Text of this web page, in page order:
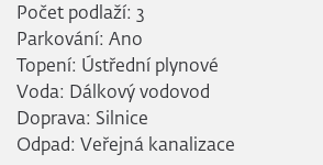
Počet podlaží: 3
Parkování: Ano
Topení: Ústřední plynové
Voda: Dálkový vodovod
Doprava: Silnice
Odpad: Veřejná kanalizace